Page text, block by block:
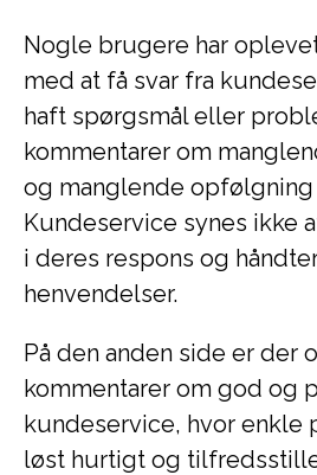
Nogle brugere har
med at få svar fra
haft spørgsmål eller
kommentarer om
og manglende opfølgning
Kundeservice synes ikke
i deres respons og
henvendelser.
På den anden side er der
kommentarer om god og
kundeservice, hvor enkle
løst hurtigt og